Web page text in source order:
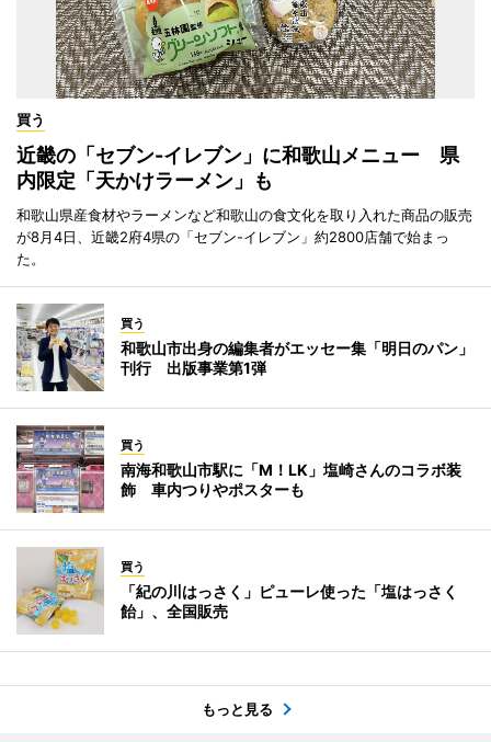
買う
近畿の「セブン-イレブン」に和歌山メニュー 県
内限定「天かけラーメン」も
和歌山県産食材やラーメンなど和歌山の食文化を取り入れた商品の販売
が8月4日、近畿2府4県の「セブン-イレブン」約2800店舗で始まっ
た。
買う
和歌山市出身の編集者がエッセー集「明日のパン」
刊行 出版事業第1弾
買う
南海和歌山市駅に「M！LK」塩崎さんのコラボ装
飾 車内つりやポスターも
買う
「紀の川はっさく」ピューレ使った「塩はっさく
飴」、全国販売
もっと見る